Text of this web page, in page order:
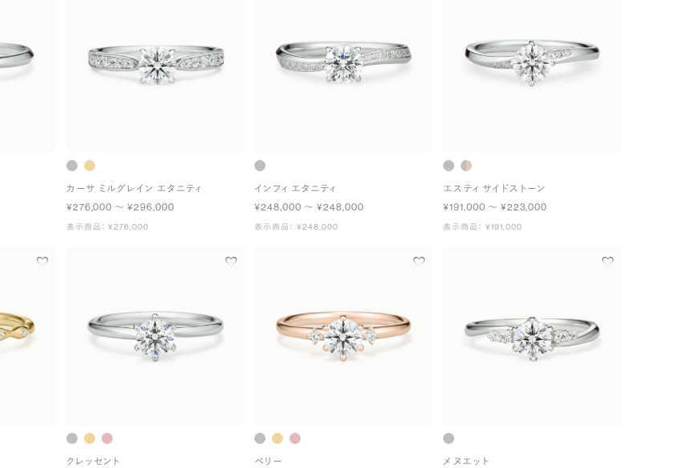
カーサ ミルグレイン エタニティ
¥276,000 〜 ¥296,000
表示商品： ¥276,000
インフィ エタニティ
¥248,000 〜 ¥248,000
表示商品： ¥248,000
エスティ サイドストーン
¥191,000 〜 ¥223,000
表示商品： ¥191,000
クレッセント ベリー メヌエット